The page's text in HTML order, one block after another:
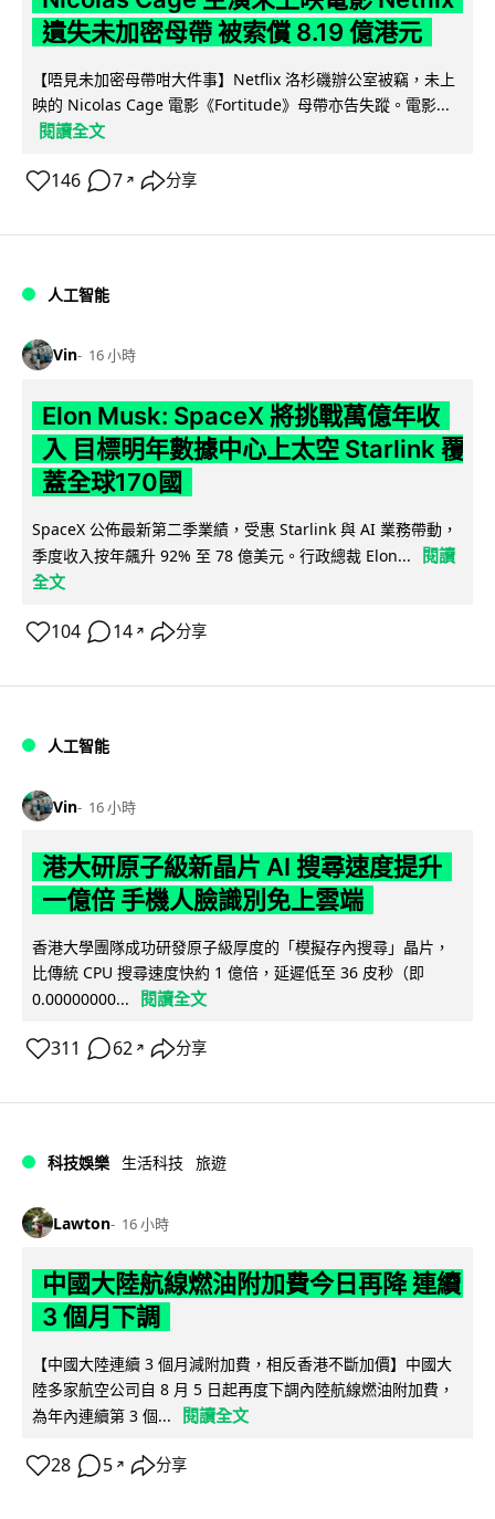
遺失未加密母帶 被索償 8.19 億港元
【唔見未加密母帶咁大件事】Netflix 洛杉磯辦公室被竊，未上
映的 Nicolas Cage 電影《Fortitude》母帶亦告失蹤。電影...
閱讀全文
146 7 ↗ 分享
人工智能
Vin 16 小時
Elon Musk: SpaceX 將挑戰萬億年收
入 目標明年數據中心上太空 Starlink 覆
蓋全球170國
SpaceX 公佈最新第二季業績，受惠 Starlink 與 AI 業務帶動，
季度收入按年飆升 92% 至 78 億美元。行政總裁 Elon...
閱讀
全文
104 14 ↗ 分享
人工智能
Vin 16 小時
港大研原子級新晶片 AI 搜尋速度提升
一億倍 手機人臉識別免上雲端
香港大學團隊成功研發原子級厚度的「模擬存內搜尋」晶片，
比傳統 CPU 搜尋速度快約 1 億倍，延遲低至 36 皮秒（即
0.00000000...
閱讀全文
311 62 ↗ 分享
科技娛樂 生活科技 旅遊
Lawton 16 小時
中國大陸航線燃油附加費今日再降 連續
3 個月下調
【中國大陸連續 3 個月減附加費，相反香港不斷加價】中國大
陸多家航空公司自 8 月 5 日起再度下調內陸航線燃油附加費，
為年內連續第 3 個...
閱讀全文
28 5 ↗ 分享